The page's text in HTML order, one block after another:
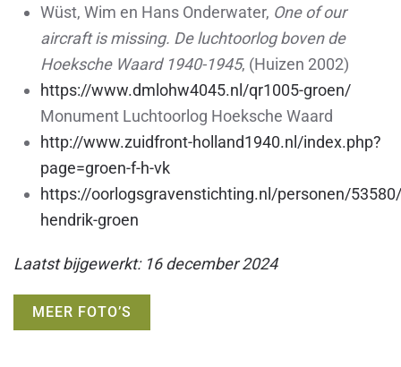
Wüst, Wim en Hans Onderwater, One of our
aircraft is missing. De luchtoorlog boven de
Hoeksche Waard 1940-1945, (Huizen 2002)
https://www.dmlohw4045.nl/qr1005-groen/
Monument Luchtoorlog Hoeksche Waard
http://www.zuidfront-holland1940.nl/index.php?
page=groen-f-h-vk
https://oorlogsgravenstichting.nl/personen/
hendrik-groen
Laatst bijgewerkt: 16 december 2024
MEER FOTO’S